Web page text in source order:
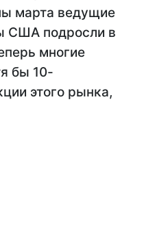
марта ведущие
США подросли в
многие
бы 10-
этого рынка,